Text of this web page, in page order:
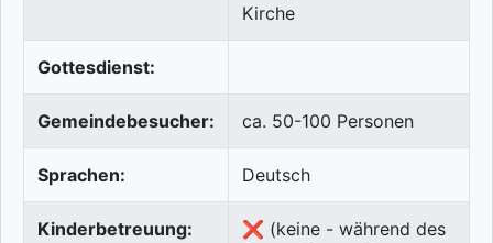
Kirche
Gottesdienst:
Gemeindebesucher: ca. 50-100 Personen
Sprachen: Deutsch
Kinderbetreuung:
❌ (keine - während des